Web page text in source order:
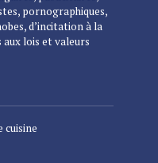
pornographiques,
d’incitation à la
lois et valeurs
cuisine